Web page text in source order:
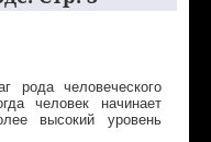
рода человеческого
человек начинает
высокий уровень